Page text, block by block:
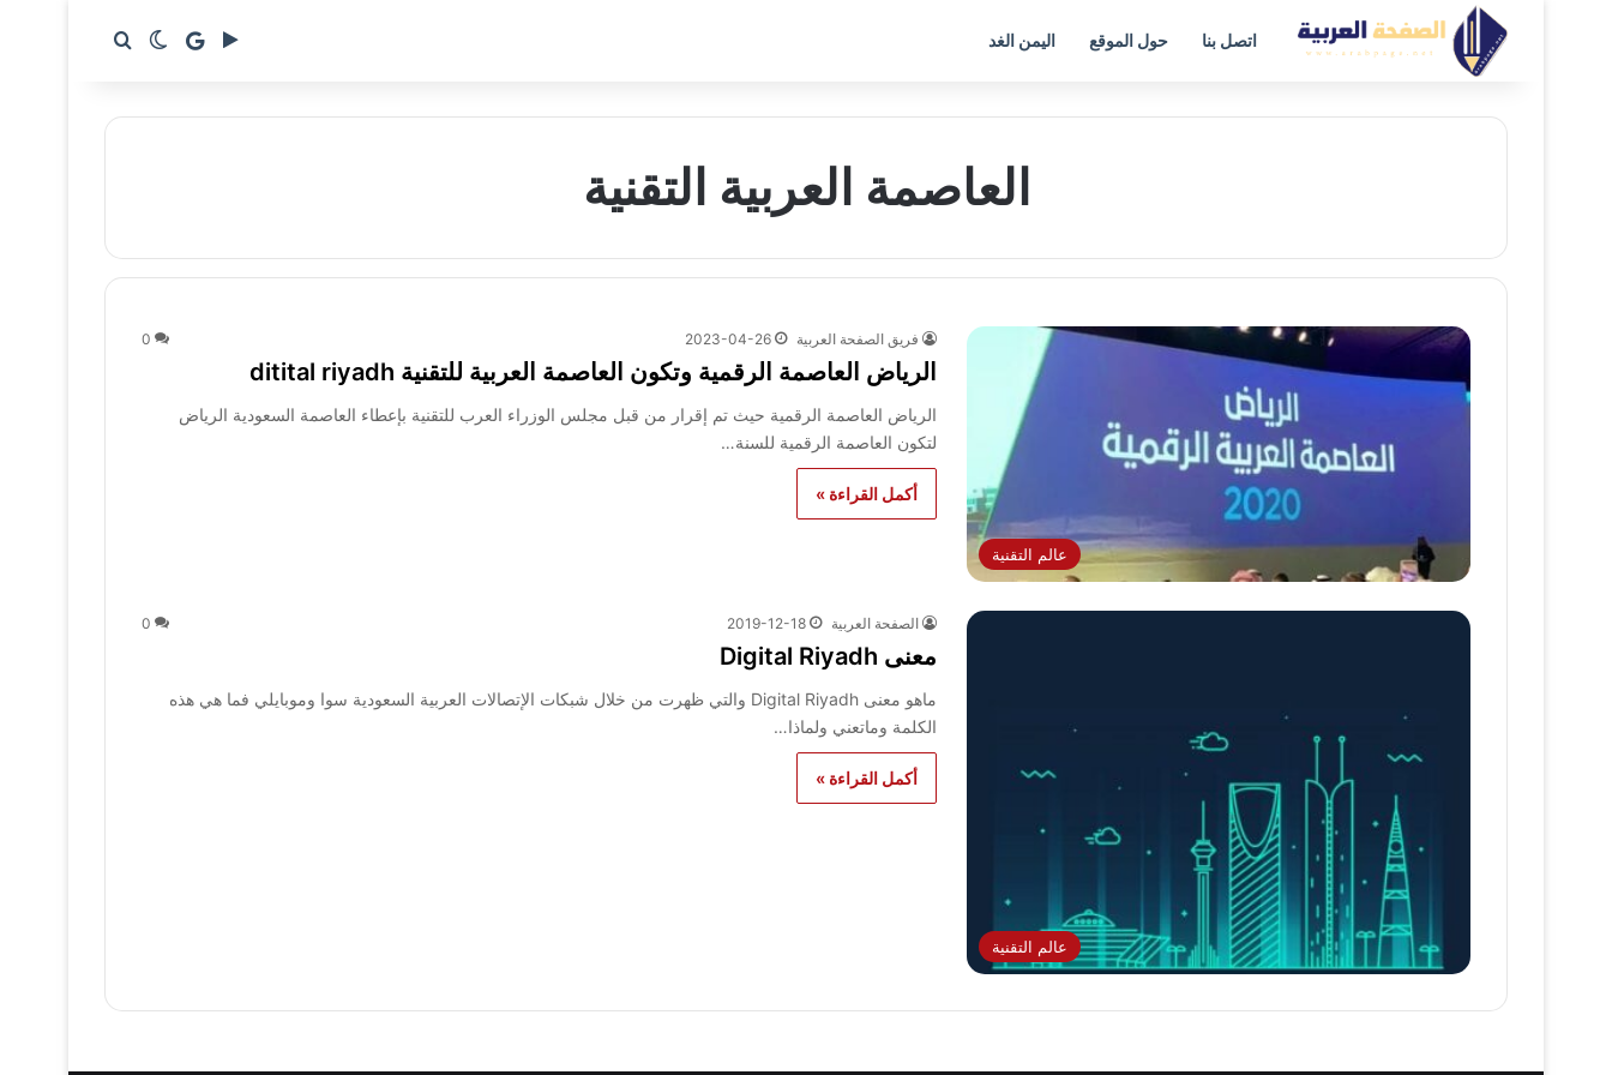
اتصل بنا حول الموقع اليمن الغد ‏Google Play
google news
الوضع المظلم
بحث عن
العاصمة العربية التقنية
عالم التقنية
فريق الصفحة العربية 2023-04-26
0
الرياض العاصمة الرقمية وتكون العاصمة العربية للتقنية ditital riyadh
الرياض العاصمة الرقمية حيث تم إقرار من قبل مجلس الوزراء العرب للتقنية بإعطاء العاصمة السعودية الرياض
لتكون العاصمة الرقمية للسنة…
أكمل القراءة »
عالم التقنية
الصفحة العربية 2019-12-18
0
معنى Digital Riyadh
ماهو معنى Digital Riyadh والتي ظهرت من خلال شبكات الإتصالات العربية السعودية سوا وموبايلي فما هي هذه
الكلمة وماتعني ولماذا…
أكمل القراءة »